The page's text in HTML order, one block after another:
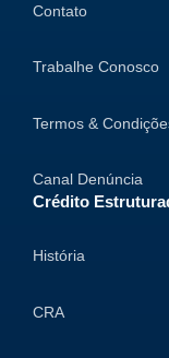
Contato
Trabalhe Conosco
Termos &
Canal Denúncia
Crédito
História
CRA